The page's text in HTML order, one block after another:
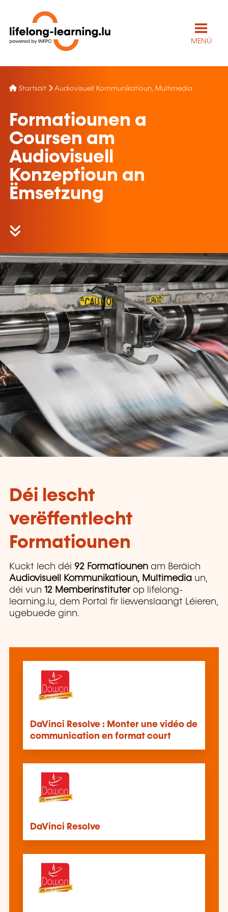
MENÜ
Startsäit Audiovisuell Kommunikatioun, Multimedia
Formatiounen a
Coursen am
Audiovisuell
Konzeptioun an
Ëmsetzung
Déi lescht
verëffentlecht
Formatiounen
Kuckt Iech déi 92 Formatiounen am Beräich
Audiovisuell Kommunikatioun, Multimedia un,
déi vun 12 Memberinstituter op lifelong-
learning.lu, dem Portal fir liewenslaangt Léieren,
ugebuede ginn.
DaVinci Resolve : Monter une vidéo de
communication en format court
DaVinci Resolve